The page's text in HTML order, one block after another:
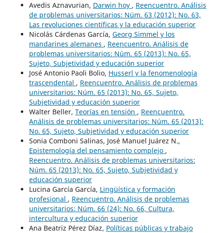
Avedis Aznavurian, Darwin hoy , Reencuentro. Análisis
de problemas universitarios: Núm. 63 (2012): No. 63,
Las revoluciones científicas y la educación superior
Nicolás Cárdenas García, Georg Simmel y los
mandarines alemanes , Reencuentro. Análisis de
problemas universitarios: Núm. 65 (2013): No. 65,
Sujeto, Subjetividad y educación superior
José Antonio Paoli Bolio, Husserl y la fenomenología
trascendental , Reencuentro. Análisis de problemas
universitarios: Núm. 65 (2013): No. 65, Sujeto,
Subjetividad y educación superior
Walter Beller, Teorías en tensión , Reencuentro.
Análisis de problemas universitarios: Núm. 65 (2013):
No. 65, Sujeto, Subjetividad y educación superior
Sonia Comboni Salinas, José Manuel Juárez N.,
Epistemología del pensamiento complejo ,
Reencuentro. Análisis de problemas universitarios:
Núm. 65 (2013): No. 65, Sujeto, Subjetividad y
educación superior
Lucina García García, Lingüística y formación
profesional , Reencuentro. Análisis de problemas
universitarios: Núm. 66 (24): No. 66, Cultura,
intercultura y educación superior
Ana Beatriz Pérez Díaz, Políticas públicas y trabajo